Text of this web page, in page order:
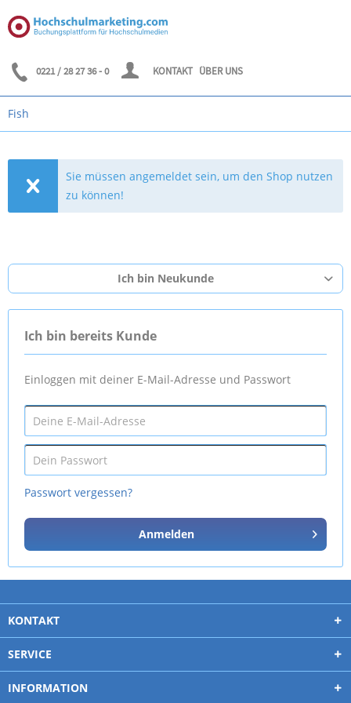
0221 / 28 27 36 - 0 KONTAKT ÜBER UNS
Fish
Sie müssen angemeldet sein, um den Shop nutzen
zu können!
Ich bin Neukunde
Ich bin bereits Kunde
Einloggen mit deiner E-Mail-Adresse und Passwort
Passwort vergessen?
Anmelden
KONTAKT
SERVICE
INFORMATION